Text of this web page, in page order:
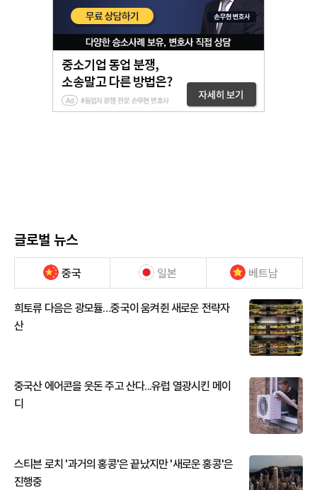
글로벌 뉴스
중국 일본 베트남
희토류 다음은 광모듈…중국이 움켜쥔 새로운 전략자
산
중국산 에어콘을 웃돈 주고 산다...유럽 열광시킨 메이
디
스티븐 로치 '과거의 홍콩'은 끝났지만 '새로운 홍콩'은
진행중